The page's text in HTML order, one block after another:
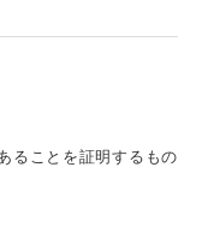
ることを証明するもの